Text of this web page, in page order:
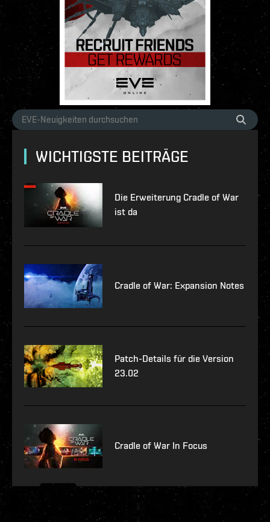
WICHTIGSTE BEITRÄGE
Die Erweiterung Cradle of War
ist da
Cradle of War: Expansion Notes
Patch-Details für die Version
23.02
Cradle of War In Focus